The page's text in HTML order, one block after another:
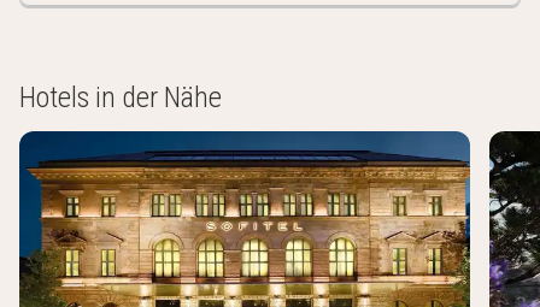
Hotels in der Nähe